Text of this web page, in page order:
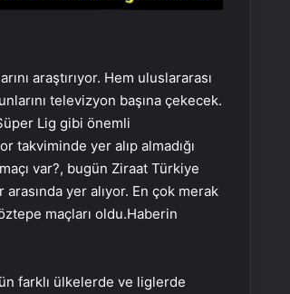
araştırıyor. Hem uluslararası
televizyon başına çekecek.
Lig gibi önemli
takviminde yer alıp almadığı
var?, bugün Ziraat Türkiye
arasında yer alıyor. En çok merak
maçları oldu.Haberin
farklı ülkelerde ve liglerde